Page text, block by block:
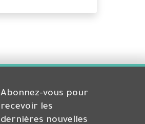
Abonnez-vous pour
recevoir les
dernières nouvelles